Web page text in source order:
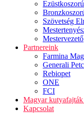
Szövetség
Mestervezető
Partnereink
Farmina
Generali
Rebiopet
ONE
FCI
Magyar
Kapcsolat